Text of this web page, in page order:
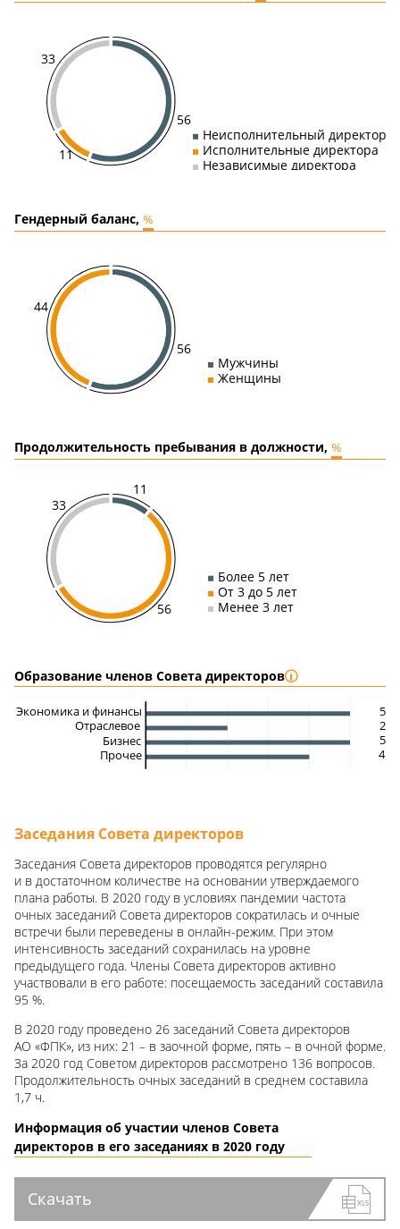
56
11
33
Неисполнительный директор
Исполнительные директора
Независимые директора
Гендерный баланс, %
56
44
Мужчины
Женщины
Продолжительность пребывания в должности, %
11
56
33
Более 5 лет
От 3 до 5 лет
Менее 3 лет
Образование членов Совета директоров
Экономика и финансы
Отраслевое
Бизнес
Прочее
5
2
5
4
Заседания Совета директоров
Заседания Совета директоров проводятся регулярно
и в достаточном количестве на основании утверждаемого
плана работы. В 2020 году в условиях пандемии частота
очных заседаний Совета директоров сократилась и очные
встречи были переведены в онлайн-режим. При этом
интенсивность заседаний сохранилась на уровне
предыдущего года. Члены Совета директоров активно
участвовали в его работе: посещаемость заседаний составила
95 %.
В 2020 году проведено 26 заседаний Совета директоров
АО «ФПК», из них: 21 – в заочной форме, пять – в очной форме.
За 2020 год Советом директоров рассмотрено 136 вопросов.
Продолжительность очных заседаний в среднем составила
1,7 ч.
Информация об участии членов Совета
директоров в его заседаниях в 2020 году
Скачать